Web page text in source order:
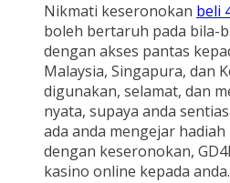
Nikmati keseronokan beli
boleh bertaruh pada bila-
dengan akses pantas
Malaysia, Singapura, dan
digunakan, selamat, dan
nyata, supaya anda
ada anda mengejar
dengan keseronokan,
kasino online kepada anda.